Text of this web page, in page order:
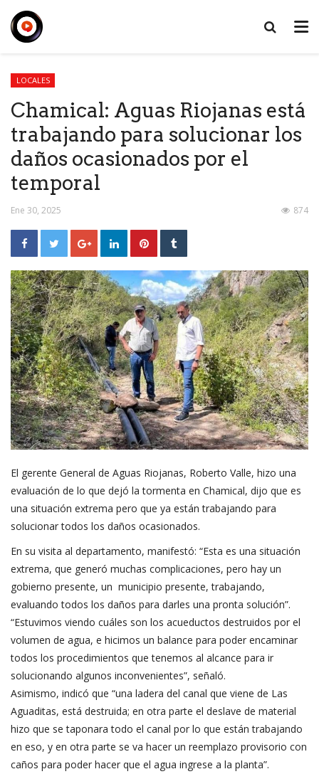
LOCALES
Chamical: Aguas Riojanas está
trabajando para solucionar los
daños ocasionados por el
temporal
Ene 30, 2025 874
El gerente General de Aguas Riojanas, Roberto Valle, hizo una
evaluación de lo que dejó la tormenta en Chamical, dijo que es
una situación extrema pero que ya están trabajando para
solucionar todos los daños ocasionados.
En su visita al departamento, manifestó: “Esta es una situación
extrema, que generó muchas complicaciones, pero hay un
gobierno presente, un municipio presente, trabajando,
evaluando todos los daños para darles una pronta solución”.
“Estuvimos viendo cuáles son los acueductos destruidos por el
volumen de agua, e hicimos un balance para poder encaminar
todos los procedimientos que tenemos al alcance para ir
solucionando algunos inconvenientes”, señaló.
Asimismo, indicó que “una ladera del canal que viene de Las
Aguaditas, está destruida; en otra parte el deslave de material
hizo que se taponara todo el canal por lo que están trabajando
en eso, y en otra parte se va hacer un reemplazo provisorio con
caños para poder hacer que el agua ingrese a la planta”.